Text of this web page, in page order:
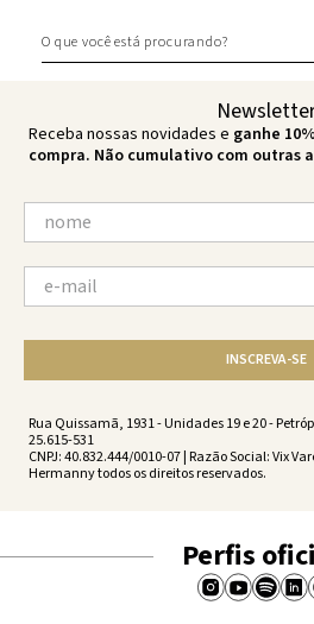
Receba nossas novidades e ganhe
compra. Não cumulativo com outras
INSCREVA-SE
Rua Quissamã, 1931 - Unidades 19 e 20 -
25.615-531
CNPJ: 40.832.444/0010-07 | Razão Social: Vix
Hermanny todos os direitos reservados.
Perfis